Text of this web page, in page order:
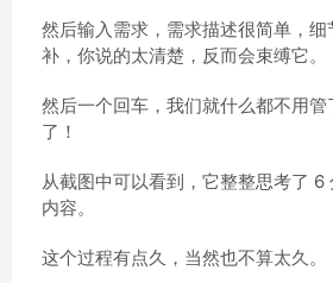
然后输入需求，需求描述很简单，
补，你说的太清楚，反而会束缚它。
然后一个回车，我们就什么都不用
了！
从截图中可以看到，它整整思考了 6
内容。
这个过程有点久，当然也不算太久。